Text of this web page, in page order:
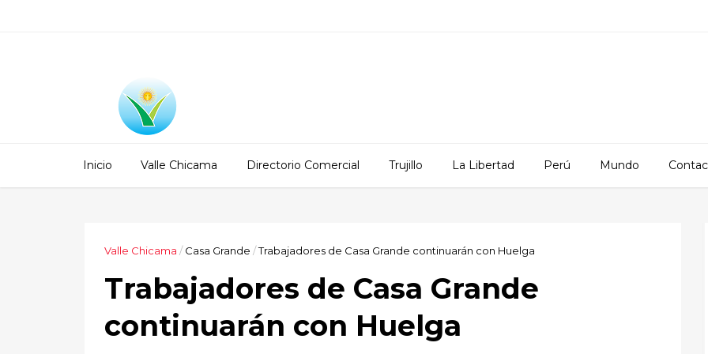
Inicio Valle Chicama Directorio Comercial Trujillo La Libertad Perú Mundo
Valle Chicama / Casa Grande /Trabajadores de Casa Grande continuarán con Huelga
Trabajadores de Casa Grande
continuarán con Huelga